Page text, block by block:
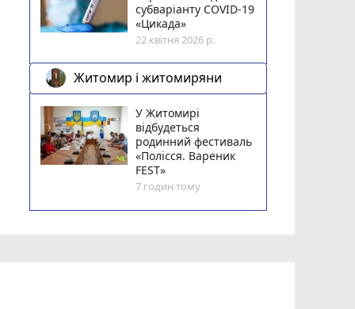
субваріанту COVID-19
«Цикада»
22 квітня 2026 р.
Житомир і житомиряни
У Житомирі
відбудеться
родинний фестиваль
«Полісся. Вареник
FEST»
7 годин тому